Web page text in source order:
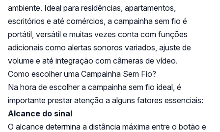
ambiente. Ideal para residências, apartamentos,
escritórios e até comércios, a campainha sem fio é
portátil, versátil e muitas vezes conta com funções
adicionais como alertas sonoros variados, ajuste de
volume e até integração com câmeras de vídeo.
Como escolher uma Campainha Sem Fio?
Na hora de escolher a campainha sem fio ideal, é
importante prestar atenção a alguns fatores essenciais:
Alcance do sinal
O alcance determina a distância máxima entre o botão e